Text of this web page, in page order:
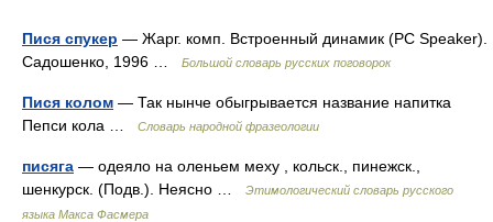
Пися спукер — Жарг. комп. Встроенный динамик (PC Speaker).
Садошенко, 1996 …
Большой словарь русских поговорок
Пися колом — Так нынче обыгрывается название напитка
Пепси кола …
Словарь народной фразеологии
писяга — одеяло на оленьем меху , кольск., пинежск.,
шенкурск. (Подв.). Неясно …
Этимологический словарь русского
языка Макса Фасмера